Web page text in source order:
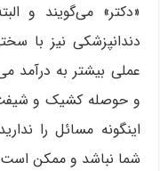
«دکتر» می‌گویند و
دندانپزشکی نیز با
عملی بیشتر به درآمد
و حوصله کشیک و
اینگونه مسائل را
شما نباشد و ممکن